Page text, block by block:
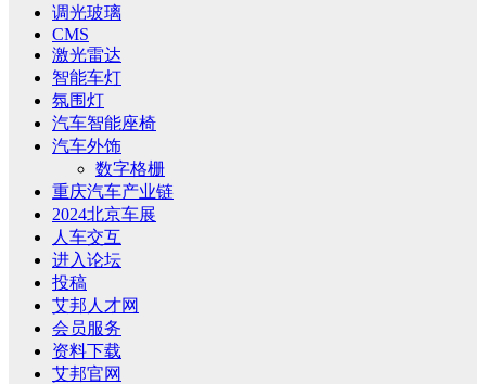
调光玻璃
CMS
激光雷达
智能车灯
氛围灯
汽车智能座椅
汽车外饰
数字格栅
重庆汽车产业链
2024北京车展
人车交互
进入论坛
投稿
艾邦人才网
会员服务
资料下载
艾邦官网